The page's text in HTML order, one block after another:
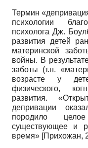
Термин
психологии
психолога Дж.
развития детей
материнской
войны. В
заботы (т.н.
возрасте у
физического,
развития.
депривации
породило
существующее и
время» [Прихожан,